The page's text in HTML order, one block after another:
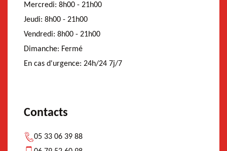
Mercredi: 8h00 - 21h00
Jeudi: 8h00 - 21h00
Vendredi: 8h00 - 21h00
Dimanche: Fermé
En cas d'urgence: 24h/24 7j/7
Contacts
05 33 06 39 88